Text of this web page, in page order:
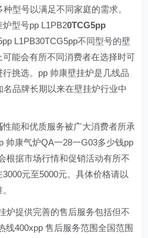
型号以满足不同家庭的需求。
型号pp L1PB20TCG5pp
L1PB30TCG5pp不同型号的壁
能会有所不同消费者在选择时可
挑选。pp 帅康壁挂炉是几线品
品牌长期以来在壁挂炉行业中
性能和优质服务被广大消费者所承
帅康气炉QA一28一G03多少钱pp
根据市场行情和促销活动有所不
元至5000元。具体价格请以
炉提供完善的售后服务包括但不
线400xpp 售后服务范围全国范围